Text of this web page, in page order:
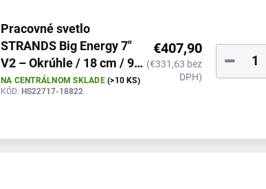
Pracovné svetlo
STRANDS Big Energy 7"
V2 – Okrúhle / 18 cm / 98
W / Ref. 20, 2 kusy –
kompletná sada
NA CENTRÁLNOM SKLADE(>10 KS)
KÓD: HS22717-18822
€407,90
(€331,63 bez
DPH)
−